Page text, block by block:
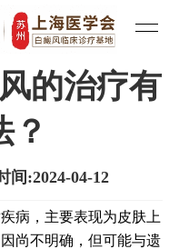
治疗 | 白癜风常识
的治疗有
？
间:2024-04-12
，主要表现为皮肤上
尚不明确，但可能与遗